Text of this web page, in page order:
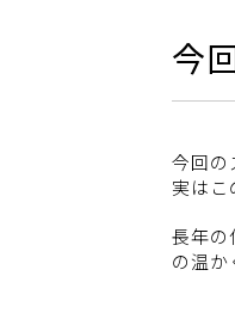
今
今回の
実はこ
長年の
の温か